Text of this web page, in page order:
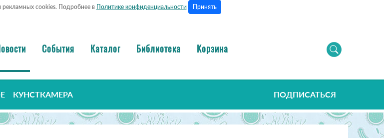
рекламных cookies. Подробнее в Политике конфиденциальности Принять
События Каталог Библиотека Корзина
КУНСТКАМЕРА ПОДПИСАТЬСЯ